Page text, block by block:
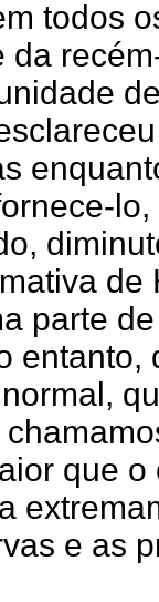
todos
da
parte
que o
e as